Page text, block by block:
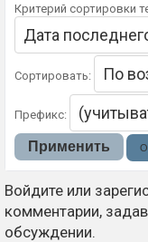
Критерий сортировки
Сортировать:
Префикс:
Войдите или
комментарии,
обсуждении.